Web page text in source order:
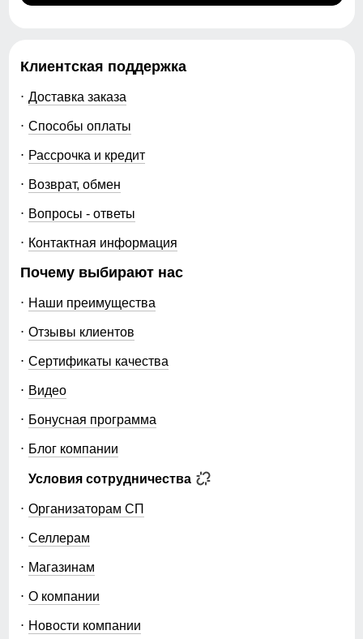
Клиентская поддержка
Доставка заказа
Способы оплаты
Рассрочка и кредит
Возврат, обмен
Вопросы - ответы
Контактная информация
Почему выбирают нас
Наши преимущества
Отзывы клиентов
Сертификаты качества
Видео
Бонусная программа
Блог компании
Условия сотрудничества
Организаторам СП
Селлерам
Магазинам
О компании
Новости компании